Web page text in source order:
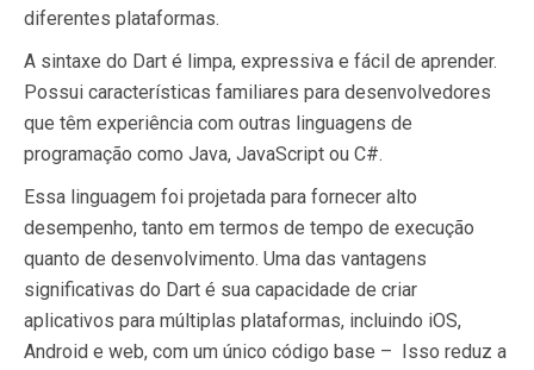
diferentes plataformas.
A sintaxe do Dart é limpa, expressiva e fácil de aprender.
Possui características familiares para desenvolvedores
que têm experiência com outras linguagens de
programação como Java, JavaScript ou C#.
Essa linguagem foi projetada para fornecer alto
desempenho, tanto em termos de tempo de execução
quanto de desenvolvimento. Uma das vantagens
significativas do Dart é sua capacidade de criar
aplicativos para múltiplas plataformas, incluindo iOS,
Android e web, com um único código base – Isso reduz a